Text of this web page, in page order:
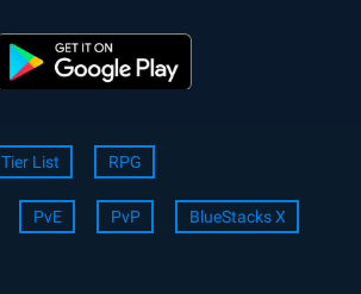
Tier List RPG
PvE PvP BlueStacks X